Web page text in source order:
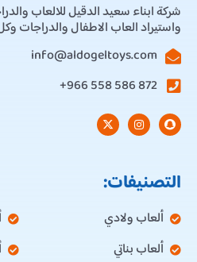
شركة ابناء سعيد الدقيل للالعاب
واستيراد العاب الاطفال والدراجات
info@aldogeltoys.com
872 586 558 966+
التصنيفات:
ألعاب ولادي
ألعاب بناتي